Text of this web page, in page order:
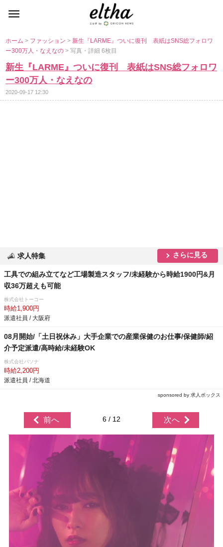
ホーム> ファッション> 新生『LARME』ついに復刊 表紙はSNS総フォロワ
ー300万人・なえなの> 写真・詳細 6枚目
新生『LARME』ついに復刊 表紙はSNS総フォロワ
ー300万人・なえなの
2020-09-17 12:30
求人特集 さらに見る
工具での組み立てなど工場製造スタッフ/未経験から時給1900円&月
収36万超えも可能
株式会社トーコー
時給1,900円
派遣社員 / 大阪府
08月開始/「土日祝休み」大手企業での産業保健のお仕事/保健師/紹
介予定派遣/高時給/未経験OK
株式会社パソナ
時給2,200円
派遣社員 / 北海道
sponsored by 求人ボックス
前へ 6 / 12 次へ